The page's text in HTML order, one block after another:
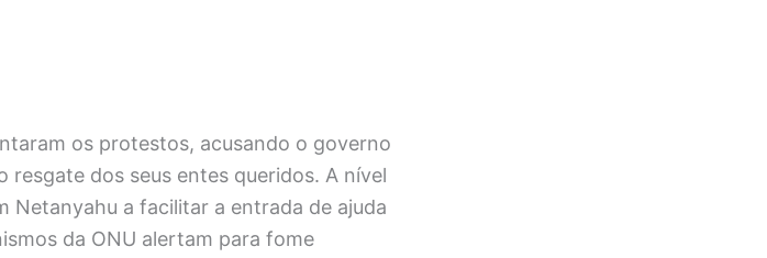
os protestos, acusando o governo
dos seus entes queridos. A nível
Netanyahu a facilitar a entrada de ajuda
da ONU alertam para fome